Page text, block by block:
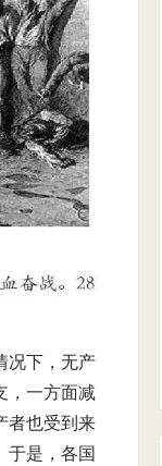
况下，无产
，一方面减
者也受到来
于是，各国